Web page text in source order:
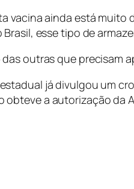
vacina ainda está muito
Brasil, esse tipo de
outras que precisam
já divulgou um
obteve a autorização da